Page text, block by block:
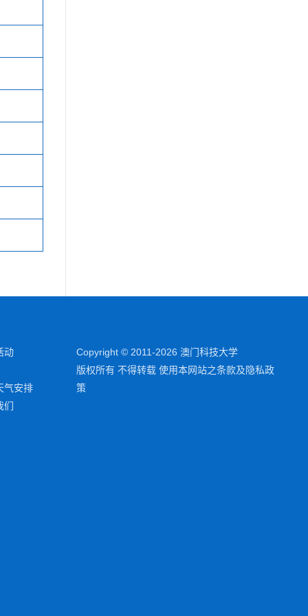
动
气安排
们
Copyright © 2011-2026 澳门科技大学
版权所有 不得转载 使用本网站之条款及隐私政
策